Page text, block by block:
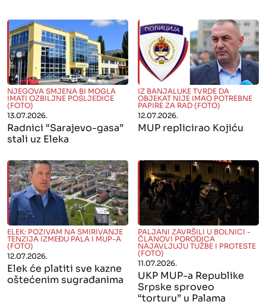
" alt="">
NJEGOVA SMJENA BI MOGLA
IMATI OZBILJNE POSLJEDICE
(FOTO)
13.07.2026.
Radnici “Sarajevo-gasa”
stali uz Eleka
" alt="">
IZ BANJALUKE TVRDE DA
OBJEKAT NIJE IMAO POTREBNE
PAPIRE ZA RAD (FOTO)
12.07.2026.
MUP replicirao Kojiću
" alt="">
ELEK: POZIVAM NA SMIRIVANJE
TENZIJA IZMEĐU PALA I MUP-A
(FOTO)
12.07.2026.
Elek će platiti sve kazne
oštećenim sugrađanima
" alt="">
PALJANI ZAVRŠILI U BOLNICI -
ČLANOVI PORODICA
NAJAVLJUJU TUŽBE I PROTESTE
(FOTO)
11.07.2026.
UKP MUP-a Republike
Srpske sproveo
“torturu” u Palama